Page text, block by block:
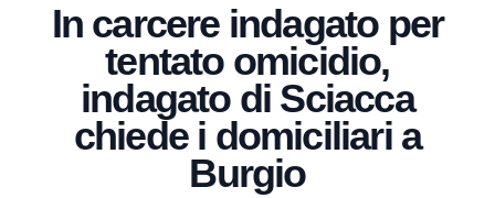
In carcere indagato per
tentato omicidio,
indagato di Sciacca
chiede i domiciliari a
Burgio